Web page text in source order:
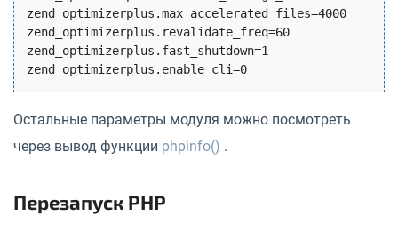
zend_optimizerplus.max_accelerated_files=4000
zend_optimizerplus.revalidate_freq=60
zend_optimizerplus.fast_shutdown=1
Остальные параметры модуля можно посмотреть
через вывод функции phpinfo() .
Перезапуск PHP